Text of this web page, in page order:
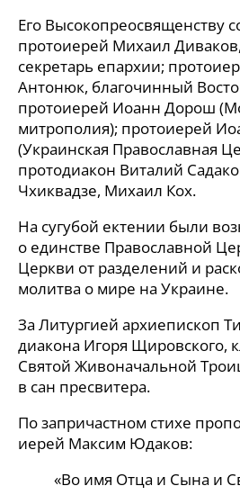
Его Высокопреосвященству
протоиерей Михаил
секретарь епархии;
Антонюк, благочинный
протоиерей Иоанн Дорош
митрополия); протоиерей
(Украинская Православная
протодиакон Виталий
Чхиквадзе, Михаил Кох.
На сугубой ектении были
о единстве Православной
Церкви от разделений и
молитва о мире на Украине.
За Литургией архиепископ
диакона Игоря Щировского,
Святой Живоначальной
в сан пресвитера.
По запричастном стихе
иерей Максим Юдаков:
«Во имя Отца и Сына и